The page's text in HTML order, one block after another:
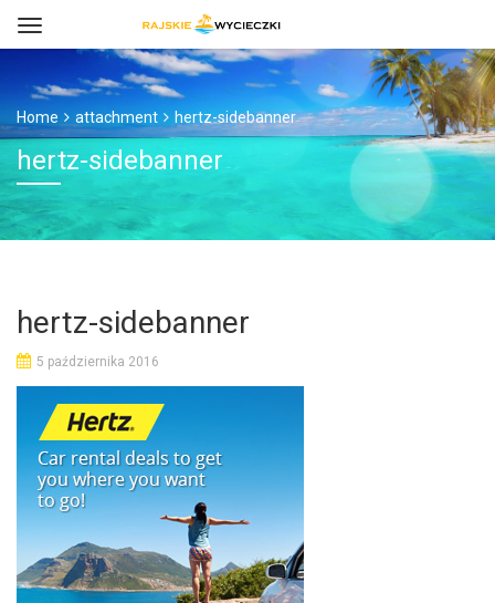
Home attachment hertz-sidebanner
hertz-sidebanner
hertz-sidebanner
5 października 2016